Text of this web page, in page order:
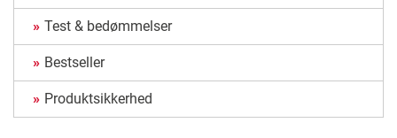
Test & bedømmelser
Bestseller
Produktsikkerhed